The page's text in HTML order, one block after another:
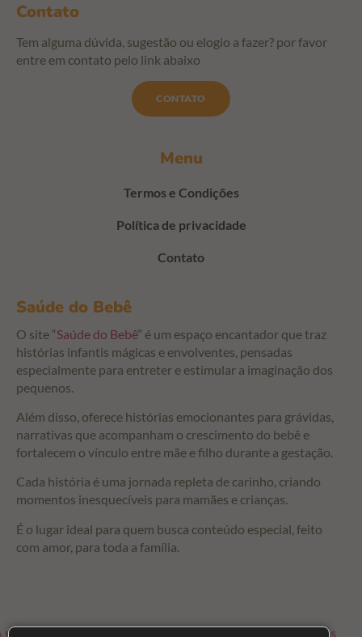
Saúde do Bebê
O site “Saúde do Bebê” é um espaço encantador que traz
histórias infantis mágicas e envolventes, pensadas
especialmente para entreter e estimular a imaginação dos
pequenos.
Além disso, oferece histórias emocionantes para grávidas,
narrativas que acompanham o crescimento do bebê e
fortalecem o vínculo entre mãe e filho durante a gestação.
Cada história é uma jornada repleta de carinho, criando
momentos inesquecíveis para mamães e crianças.
É o lugar ideal para quem busca conteúdo especial, feito
com amor, para toda a família.
Menu
Termos e Condições
Política de privacidade
Contato
Contato
Tem alguma dúvida, sugestão ou elogio a fazer? por favor
entre em contato pelo link abaixo
CONTATO